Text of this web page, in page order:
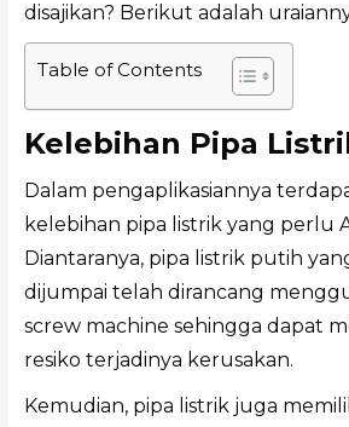
disajikan? Berikut adalah
Table of Contents
Kelebihan Pipa
Dalam pengaplikasiannya
kelebihan pipa listrik yang perlu
Diantaranya, pipa listrik putih
dijumpai telah dirancang
screw machine sehingga dapat
resiko terjadinya kerusakan.
Kemudian, pipa listrik juga